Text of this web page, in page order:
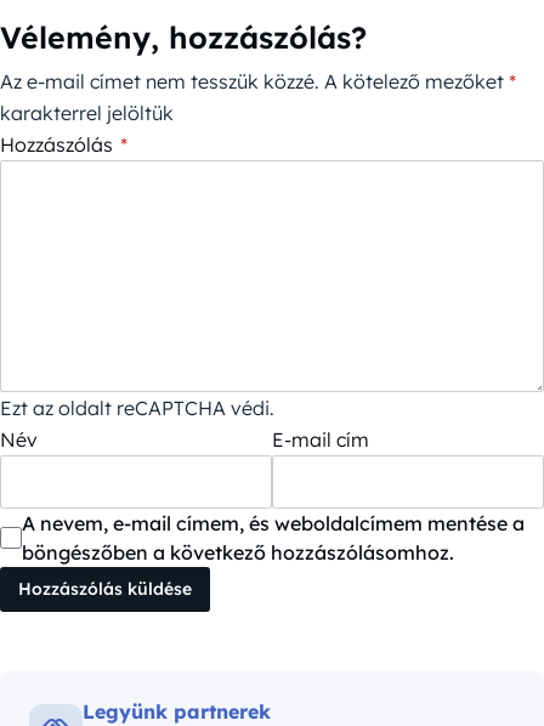
Vélemény, hozzászólás?
Az e-mail címet nem tesszük közzé. A kötelező mezőket *
karakterrel jelöltük
Hozzászólás *
Ezt az oldalt reCAPTCHA védi.
Név
E-mail cím
A nevem, e-mail címem, és weboldalcímem mentése a
böngészőben a következő hozzászólásomhoz.
Legyünk partnerek